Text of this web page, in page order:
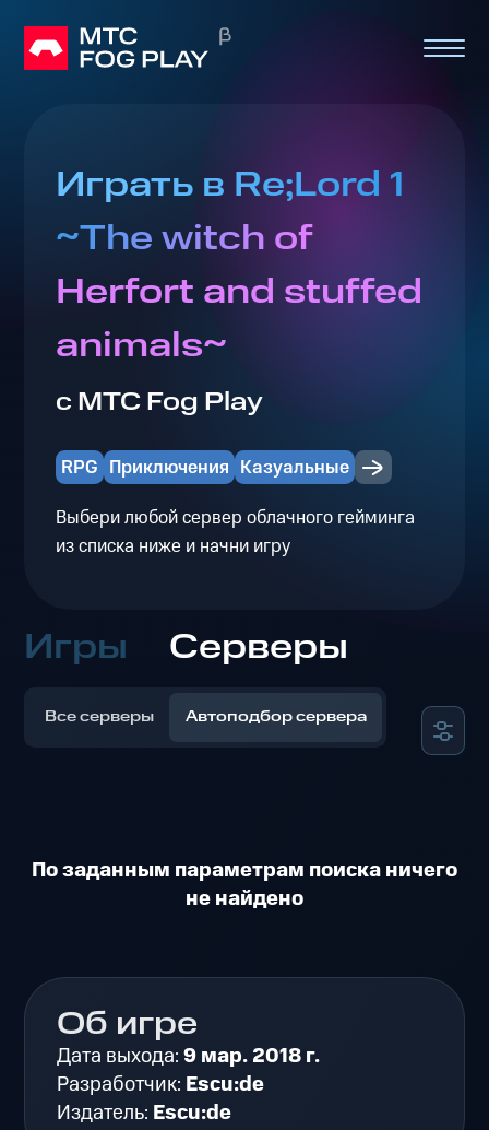
Играть в Re;Lord 1
~The witch of
Herfort and stuffed
animals~
с МТС Fog Play
RPG Приключения Казуальные
Выбери любой сервер облачного гейминга
из списка ниже и начни игру
Игры Серверы
Все серверы Автоподбор сервера
По заданным параметрам поиска ничего
не найдено
Об игре
Дата выхода:9 мар. 2018 г.
Разработчик: Escu:de
Издатель: Escu:de